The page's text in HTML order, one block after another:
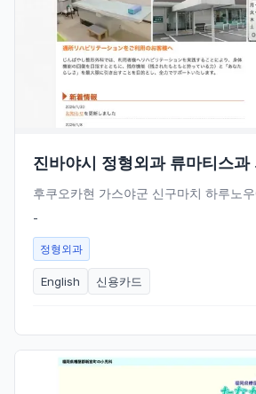
진바야시 정형외과 류마티스과
후쿠오카현 가스야군 신구마치 하루노
-
정형외과
English 신용카드